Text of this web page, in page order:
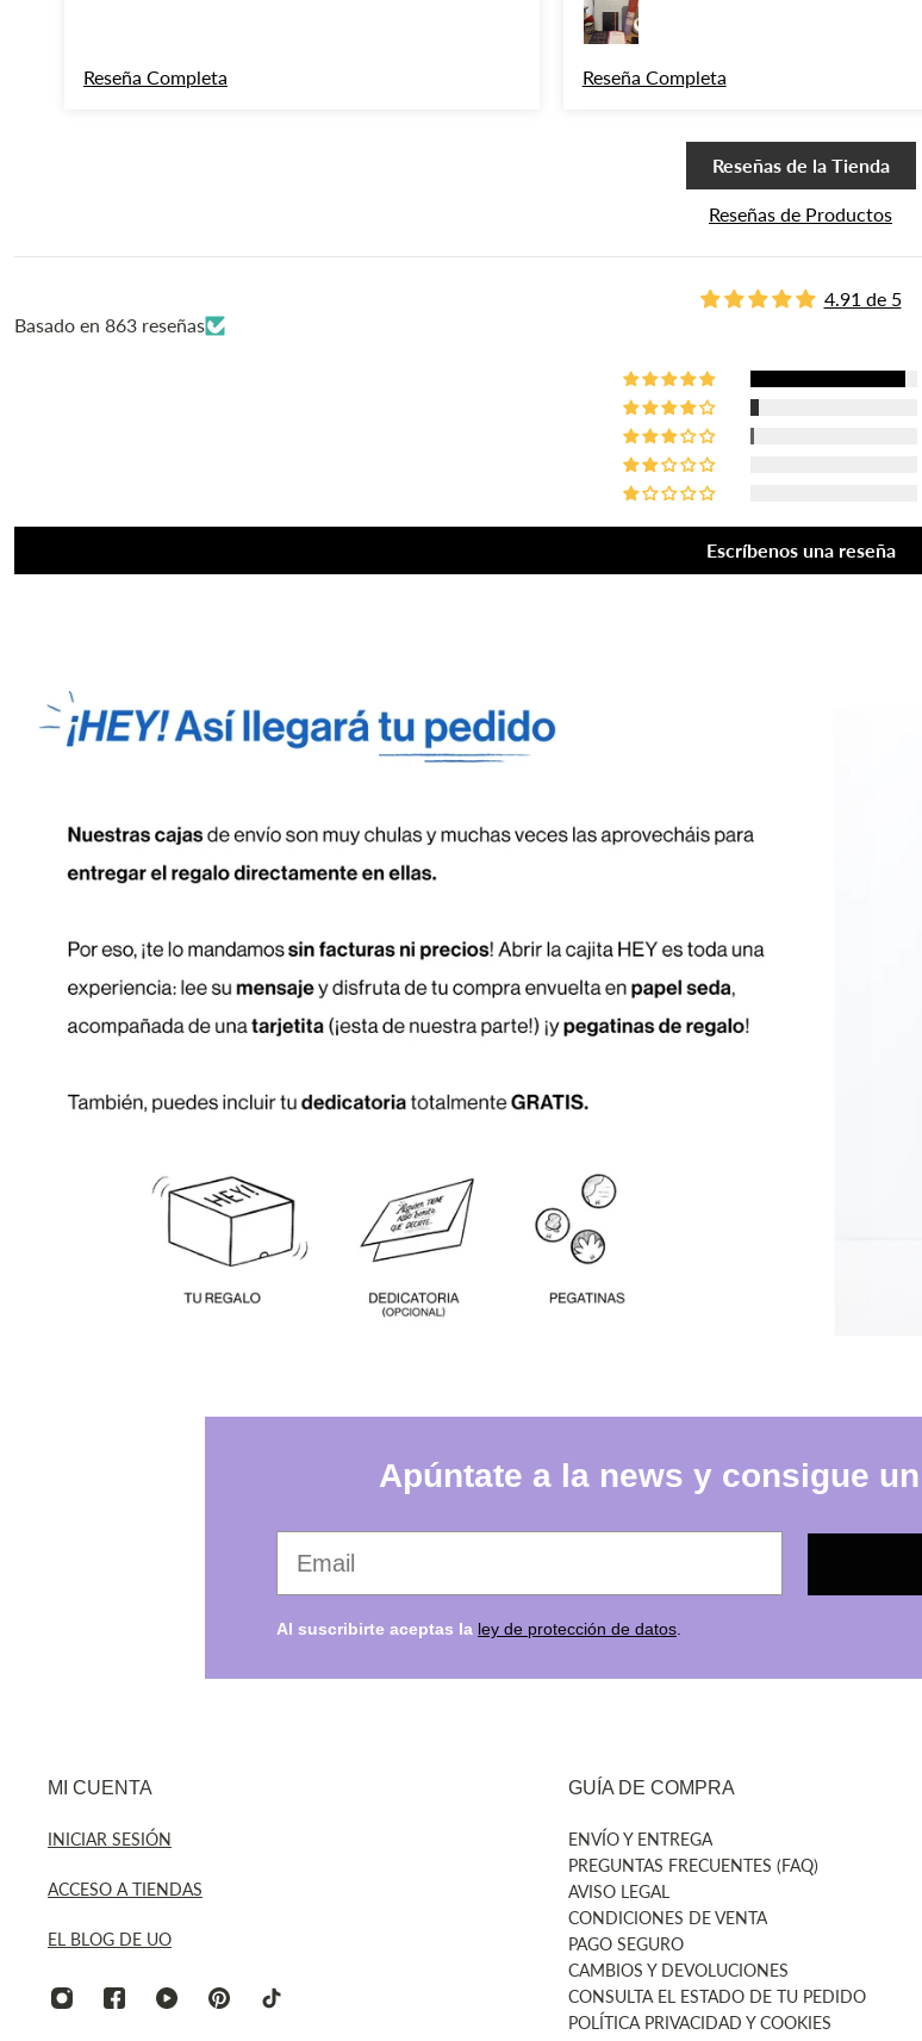
Reseña Completa Reseña Completa
Reseñas de la Tienda
Reseñas de Productos
4.91 de 5
Basado en 863 reseñas
Escríbenos una reseña
Apúntate a la news y consigue
Al suscribirte aceptas la ley de protección de datos
MI CUENTA
INICIAR SESIÓN
ACCESO A TIENDAS
EL BLOG DE UO
GUÍA DE COMPRA
ENVÍO Y ENTREGA
PREGUNTAS FRECUENTES (FAQ)
AVISO LEGAL
CONDICIONES DE VENTA
PAGO SEGURO
CAMBIOS Y DEVOLUCIONES
CONSULTA EL ESTADO DE TU PEDIDO
POLÍTICA PRIVACIDAD Y COOKIES
¡HEY! -10% de DESCUENTO
por apuntarte a nuestra
Te enviaremos inspiración, descuentos y sorpresillas